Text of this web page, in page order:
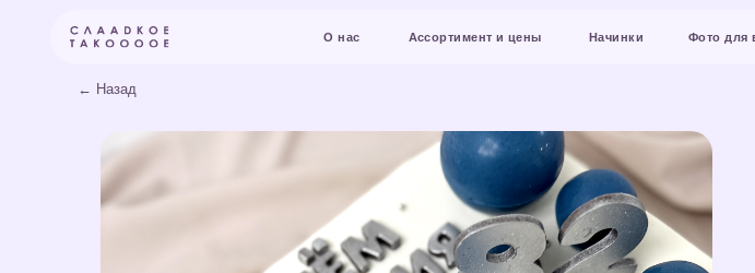
Ассортимент и цены Фото для вдохновения
Начинки